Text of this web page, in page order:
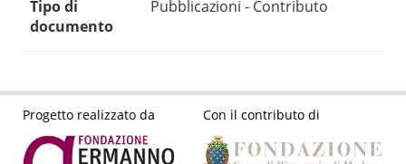
Tipo di
documento
Pubblicazioni - Contributo
Progetto realizzato da Con il contributo di